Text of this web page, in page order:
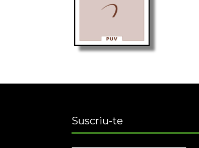
Suscriu-te